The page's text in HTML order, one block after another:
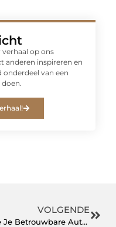
verhaal op ons
anderen inspireren en
van een
VOLGENDE
Hoe Je Betrouwbare Auto Reparatie in Doetinchem Vindt